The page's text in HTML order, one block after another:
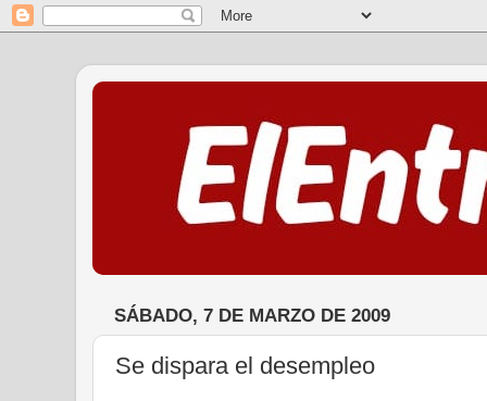
SÁBADO, 7 DE MARZO DE 2009
Se dispara el desempleo